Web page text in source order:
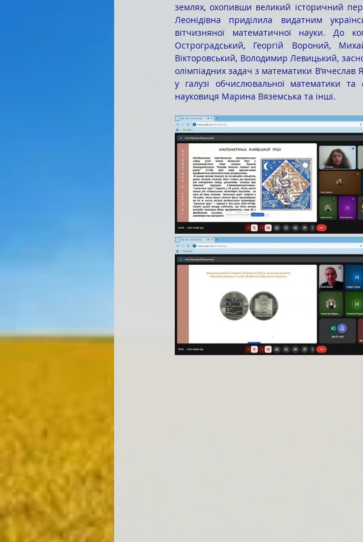
землях, охопивши великий історичний
Леонідівна приділила видатним
вітчизняної математичної науки. До
Остроградський, Георгій Вороний,
Вікторовський, Володимир Левицький,
олімпіадних задач з математики В’ячеслав
у галузі обчислювальної математики та
науковиця Марина Вяземська та інші.